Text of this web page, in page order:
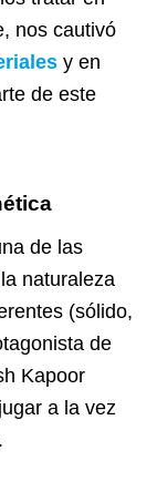
nos cautivó
y en
de este
de las
naturaleza
(sólido,
de
Kapoor
a la vez